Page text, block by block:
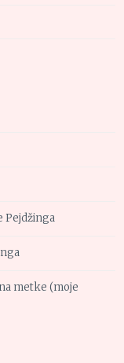
Pejdžinga
metke (moje